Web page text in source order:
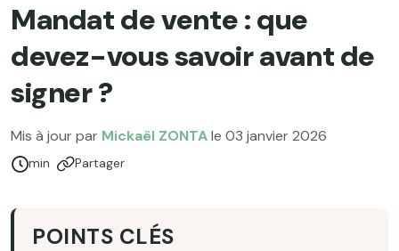
Mandat de vente : que
devez-vous savoir avant de
signer ?
Mis à jour par Mickaël ZONTAle 03 janvier 2026
Temps de lecture :
min Partager
POINTS CLÉS